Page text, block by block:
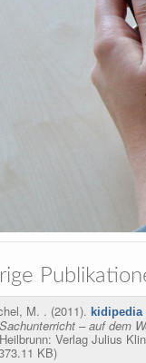
M. . (2011).
Sachunterricht – auf dem
Heilbrunn: Verlag Julius
KB)